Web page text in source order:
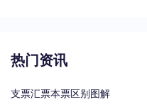
热门资讯
支票汇票本票区别图解